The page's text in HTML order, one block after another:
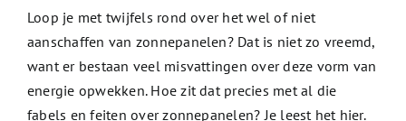
Loop je met twijfels rond over het wel of niet
aanschaffen van zonnepanelen? Dat is niet zo vreemd,
want er bestaan veel misvattingen over deze vorm van
energie opwekken. Hoe zit dat precies met al die
fabels en feiten over zonnepanelen? Je leest het hier.